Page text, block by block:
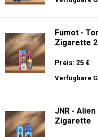
Verfügbare
Fumot -
Zigarette
Preis: 25 €
Verfügbare
JNR - Alien
Zigarette